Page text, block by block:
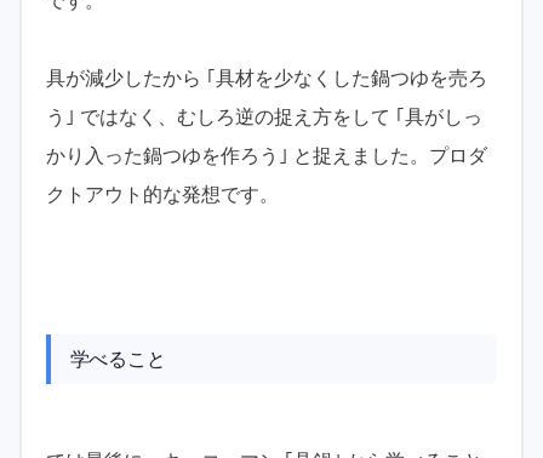
具が減少したから ｢具材を少なくした鍋つゆを売ろ
う｣ ではなく、むしろ逆の捉え方をして ｢具がしっ
かり入った鍋つゆを作ろう｣ と捉えました。プロダ
クトアウト的な発想です。
学べること